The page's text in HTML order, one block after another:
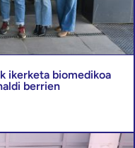
ikerketa biomedikoa
berrien